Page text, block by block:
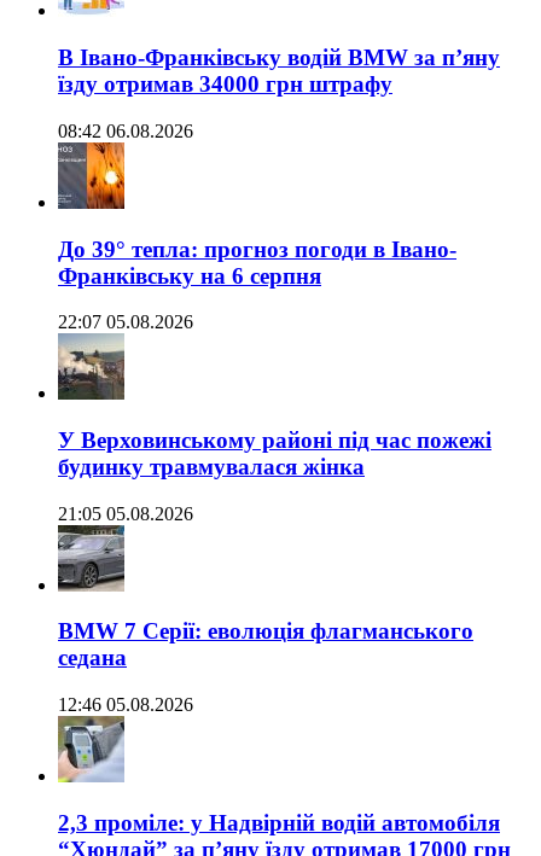
В Івано-Франківську водій BMW за п’яну
їзду отримав 34000 грн штрафу
08:42 06.08.2026
До 39° тепла: прогноз погоди в Івано-
Франківську на 6 серпня
22:07 05.08.2026
У Верховинському районі під час пожежі
будинку травмувалася жінка
21:05 05.08.2026
BMW 7 Серії: еволюція флагманського
седана
12:46 05.08.2026
2,3 проміле: у Надвірній водій автомобіля
“Хюндай” за п’яну їзду отримав 17000 грн